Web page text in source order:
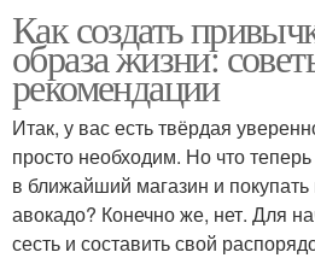
Как создать
образа жизни:
рекомендации
Итак, у вас есть твёрдая
просто необходим. Но что
в ближайший магазин и покупать
авокадо? Конечно же, нет. Для
сесть и составить свой